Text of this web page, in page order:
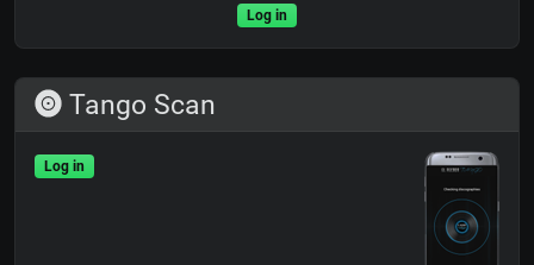
Log in
Tango Scan
Log in